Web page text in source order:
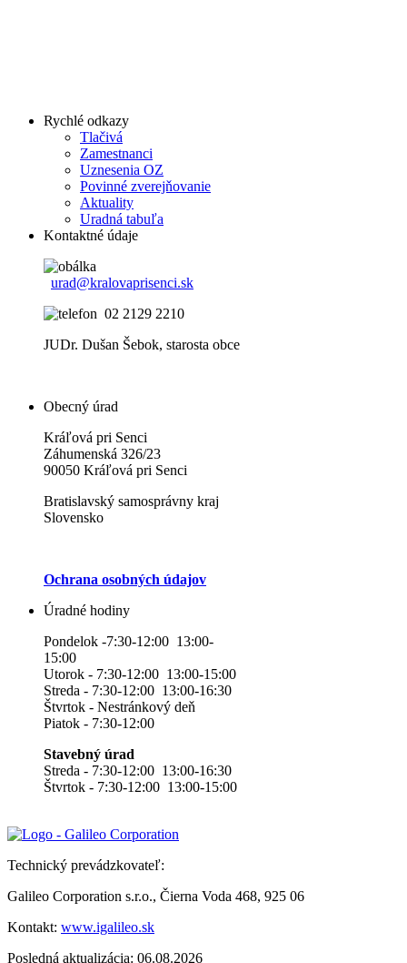
Rychlé odkazy
Tlačivá
Zamestnanci
Uznesenia OZ
Povinné zverejňovanie
Aktuality
Uradná tabuľa
Kontaktné údaje
urad@kralovaprisenci.sk
02 2129 2210
JUDr. Dušan Šebok, starosta obce
Obecný úrad
Kráľová pri Senci
Záhumenská 326/23
90050 Kráľová pri Senci
Bratislavský samosprávny kraj
Slovensko
Ochrana osobných údajov
Úradné hodiny
Pondelok -7:30-12:00 13:00-
15:00
Utorok - 7:30-12:00 13:00-15:00
Streda - 7:30-12:00 13:00-16:30
Štvrtok - Nestránkový deň
Piatok - 7:30-12:00
Stavebný úrad
Streda - 7:30-12:00 13:00-16:30
Štvrtok - 7:30-12:00 13:00-15:00
Technický prevádzkovateľ:
Galileo Corporation s.r.o., Čierna Voda 468, 925 06
Kontakt: www.igalileo.sk
Posledná aktualizácia: 06.08.2026